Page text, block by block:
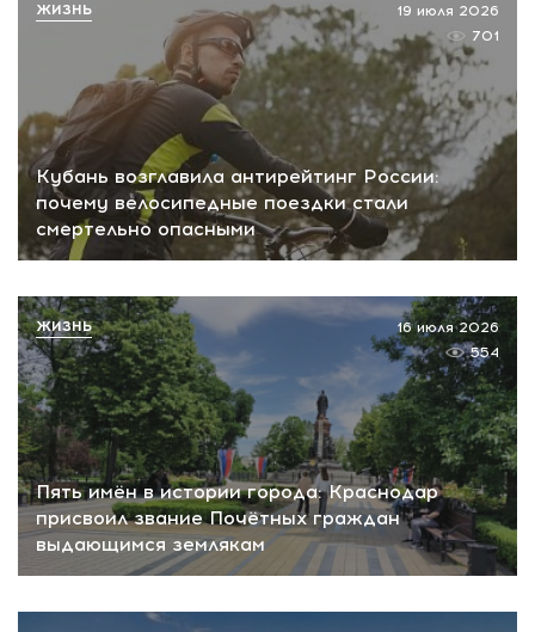
Кубань возглавила антирейтинг России:
почему велосипедные поездки стали
смертельно опасными
19 июля 2026
701
ЖИЗНЬ
Пять имён в истории города: Краснодар
присвоил звание Почётных граждан
выдающимся землякам
16 июля 2026
554
ЖИЗНЬ